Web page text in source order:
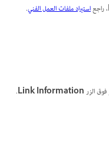
استيراد ملفات العمل الفني.
فوق الزرLink Information
.